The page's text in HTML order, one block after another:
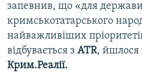
запевнив, що «для
кримськотатарського
найважливіших
відбувається з ATR, йшлося
Крим.Реалії.